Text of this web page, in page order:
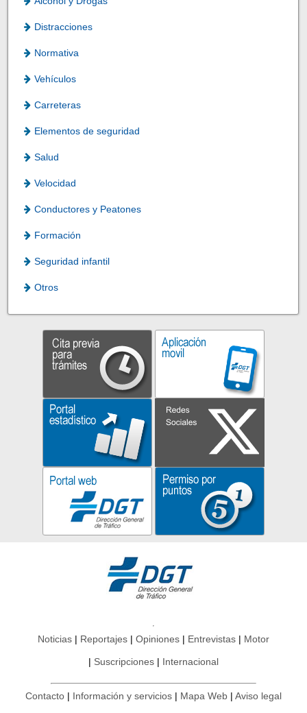
Distracciones
Normativa
Vehículos
Carreteras
Elementos de seguridad
Salud
Velocidad
Conductores y Peatones
Formación
Seguridad infantil
Otros
Noticias Reportajes Opiniones Entrevistas Motor
Suscripciones Internacional
Contacto Información y servicios Mapa Web Aviso legal